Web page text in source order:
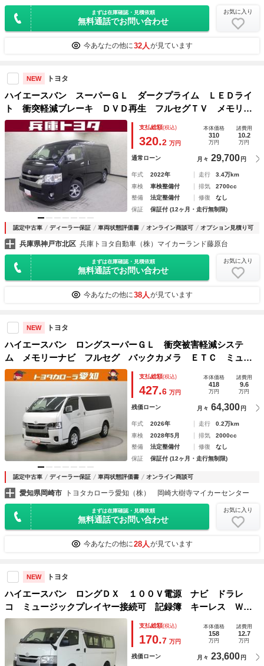
まずは在庫確認・見積依頼
無料通話でお問い合わせ
お気に入り
今あなたの他に32人 が見ています
NEW トヨタ
ハイエースバン スーパーＧＬ ダークプライム ＬＥＤライ
ト 衝突軽減ブレーキ ＤＶＤ再生 フルセグＴＶ メモリナ
ビ ナビＴＶ ＥＴＣ オートエアコン スマートキー ワン
オーナー キーフリー 助手席エアバッグ Ｒカメラ Ｗ電動
支払総額(税込)
320.2 万円
本体価格
310
万円
諸費用
10.2
万円
通常ローン 月々 29,700 円
年式 2022年 走行
3.4万km
車検
車検整備付 排気
2700cc
整備
法定整備付 修復
なし
保証
保証付 (12ヶ月・走行無制限)
認定中古車 ディーラー保証 車両状態評価書 オンライン商談可 オプション見積り可
兵庫県神戸市北区 兵庫トヨタ自動車（株）マイカーランド藤原台
まずは在庫確認・見積依頼
無料通話でお問い合わせ
お気に入り
今あなたの他に38人 が見ています
NEW トヨタ
ハイエースバン ロングスーパーＧＬ 衝突被害軽減システ
ム メモリーナビ フルセグ バックカメラ ＥＴＣ ミュー
ジックプレイヤー接続可 オートクルーズコントロール ＬＥ
Ｄヘッドランプ 両側電動スライド スマートキー キーレ
ス 記録簿
支払総額(税込)
427.6 万円
本体価格
418
万円
諸費用
9.6
万円
残価ローン 月々 64,300 円
年式 2026年 走行
0.2万km
車検
2028年5月 排気
2000cc
整備
法定整備付 修復
なし
保証
保証付 (12ヶ月・走行無制限)
認定中古車 ディーラー保証 車両状態評価書 オンライン商談可
愛知県岡崎市 トヨタカローラ愛知（株） 岡崎大樹寺マイカーセンター
まずは在庫確認・見積依頼
無料通話でお問い合わせ
お気に入り
今あなたの他に28人 が見ています
NEW トヨタ
ハイエースバン ロングＤＸ １００Ｖ電源 ナビ ドラレ
コ ミュージックプレイヤー接続可 記録簿 キーレス Ｗエ
アコン 盗難防止装置 メモリーナビ
支払総額(税込)
170.7 万円
本体価格
158
万円
諸費用
12.7
万円
残価ローン 月々 23,600 円